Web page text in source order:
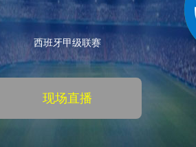
西班牙甲级联赛
现场直播